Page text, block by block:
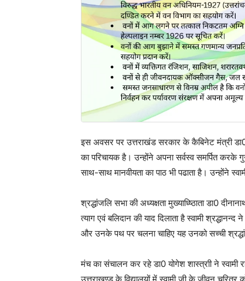
इस अवसर पर उत्तराखंड सरकार के कैबिनेट मंत्री डा0
का परिचायक है। उन्होंने अपना सर्वस्व समर्पित
साथ-साथ मानवीयता का पाठ भी पढाता है। उन्होंने
श्रद्धांजलि सभा की अध्यक्षता मुख्याध्ष्ठिाता डा0
त्याग एवं बलिदान की याद दिलाता है स्वामी
और उनके पथ पर चलना चाहिए यह उनको सच्ची
मंच का संचालन कर रहे डा0 योगेश शास्त्राी ने